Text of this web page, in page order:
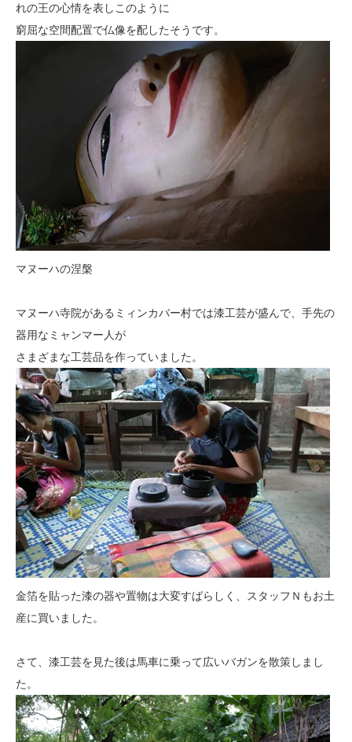
れの王の心情を表しこのように
窮屈な空間配置で仏像を配したそうです。
マヌーハの涅槃
マヌーハ寺院があるミィンカバー村では漆工芸が盛んで、手先の
器用なミャンマー人が
さまざまな工芸品を作っていました。
金箔を貼った漆の器や置物は大変すばらしく、スタッフＮもお土
産に買いました。
さて、漆工芸を見た後は馬車に乗って広いバガンを散策しまし
た。